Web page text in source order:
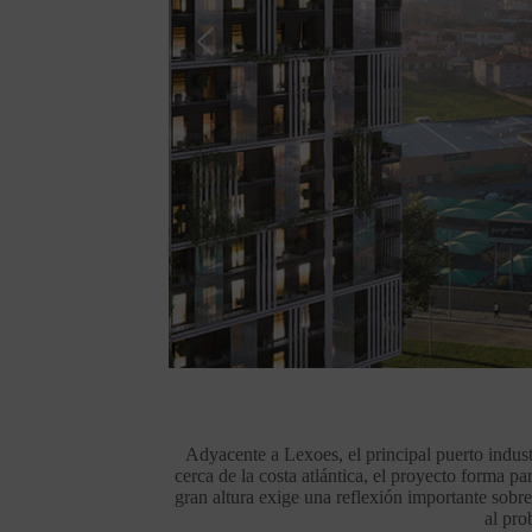
Adyacente a Lexoes, el principal puerto
cerca de la costa atlántica, el proyecto forma
gran altura exige una reflexión importante
al